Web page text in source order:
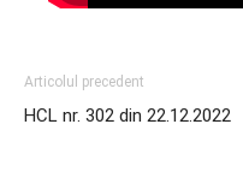
Articolul precedent
HCL nr. 302 din 22.12.2022